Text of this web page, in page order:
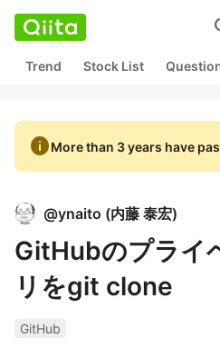
Trend Stock List
infoMore than 3 years have
@ynaito (内藤 泰宏)
GitHubのプライ
リをgit clone
GitHub